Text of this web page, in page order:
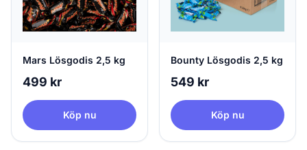
Mars Lösgodis 2,5 kg
499 kr
Köp nu
Bounty Lösgodis 2,5 kg
549 kr
Köp nu